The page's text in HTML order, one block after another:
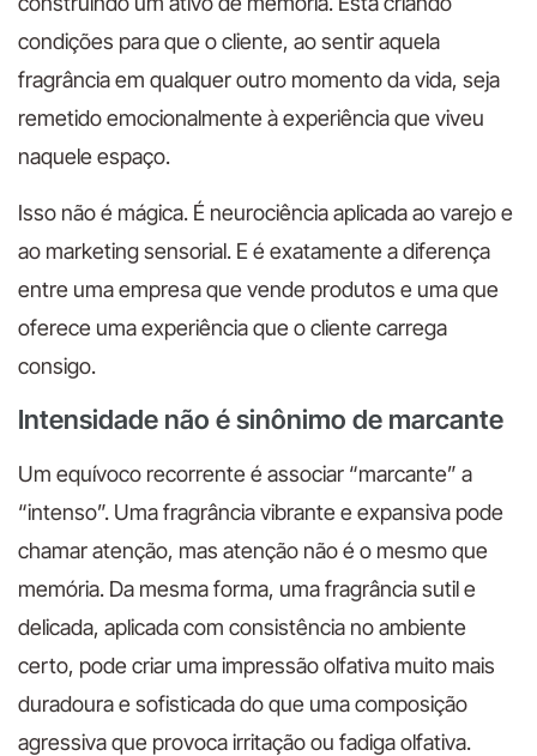
condições para que o cliente, ao sentir aquela
fragrância em qualquer outro momento da vida, seja
remetido emocionalmente à experiência que viveu
naquele espaço.
Isso não é mágica. É neurociência aplicada ao varejo e
ao marketing sensorial. E é exatamente a diferença
entre uma empresa que vende produtos e uma que
oferece uma experiência que o cliente carrega
consigo.
Intensidade não é sinônimo de marcante
Um equívoco recorrente é associar “marcante” a
“intenso”. Uma fragrância vibrante e expansiva pode
chamar atenção, mas atenção não é o mesmo que
memória. Da mesma forma, uma fragrância sutil e
delicada, aplicada com consistência no ambiente
certo, pode criar uma impressão olfativa muito mais
duradoura e sofisticada do que uma composição
agressiva que provoca irritação ou fadiga olfativa.